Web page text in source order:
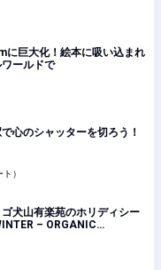
に巨大化！絵本に吸い込まれ
ールドで
心のシャッターを切ろう！
）
ゴ犬山有楽苑のホリディシー
– ORGANIC
パン・スイーツ＞その他
（ライフデザインズ）｜
ジン